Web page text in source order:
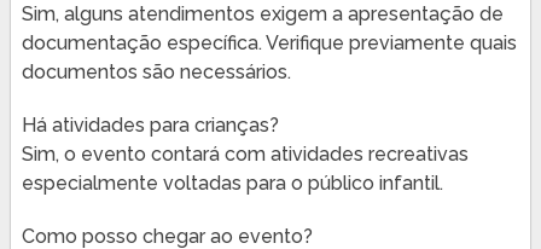
Sim, alguns atendimentos exigem a apresentação de
documentação específica. Verifique previamente quais
documentos são necessários.
Há atividades para crianças?
Sim, o evento contará com atividades recreativas
especialmente voltadas para o público infantil.
Como posso chegar ao evento?